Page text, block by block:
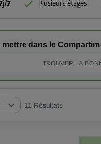
7 Plusieurs étages
mettre dans le
TROUVER LA
11 Résultats